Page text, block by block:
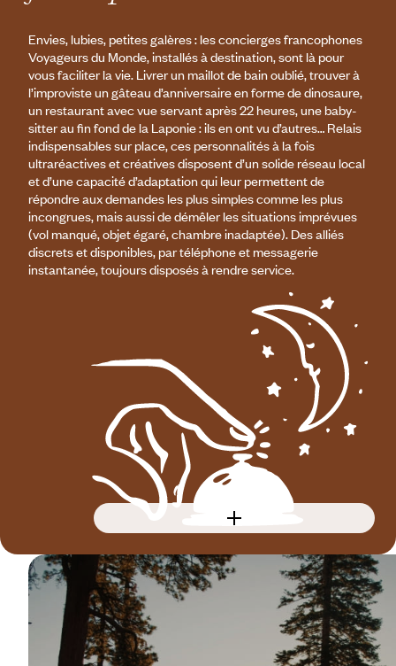
Envies, lubies, petites galères : les concierges francophones
Voyageurs du Monde, installés à destination, sont là pour
vous faciliter la vie. Livrer un maillot de bain oublié, trouver à
l’improviste un gâteau d’anniversaire en forme de dinosaure,
un restaurant avec vue servant après 22 heures, une baby-
sitter au fin fond de la Laponie : ils en ont vu d’autres… Relais
indispensables sur place, ces personnalités à la fois
ultraréactives et créatives disposent d’un solide réseau local
et d’une capacité d’adaptation qui leur permettent de
répondre aux demandes les plus simples comme les plus
incongrues, mais aussi de démêler les situations imprévues
(vol manqué, objet égaré, chambre inadaptée). Des alliés
discrets et disponibles, par téléphone et messagerie
instantanée, toujours disposés à rendre service.